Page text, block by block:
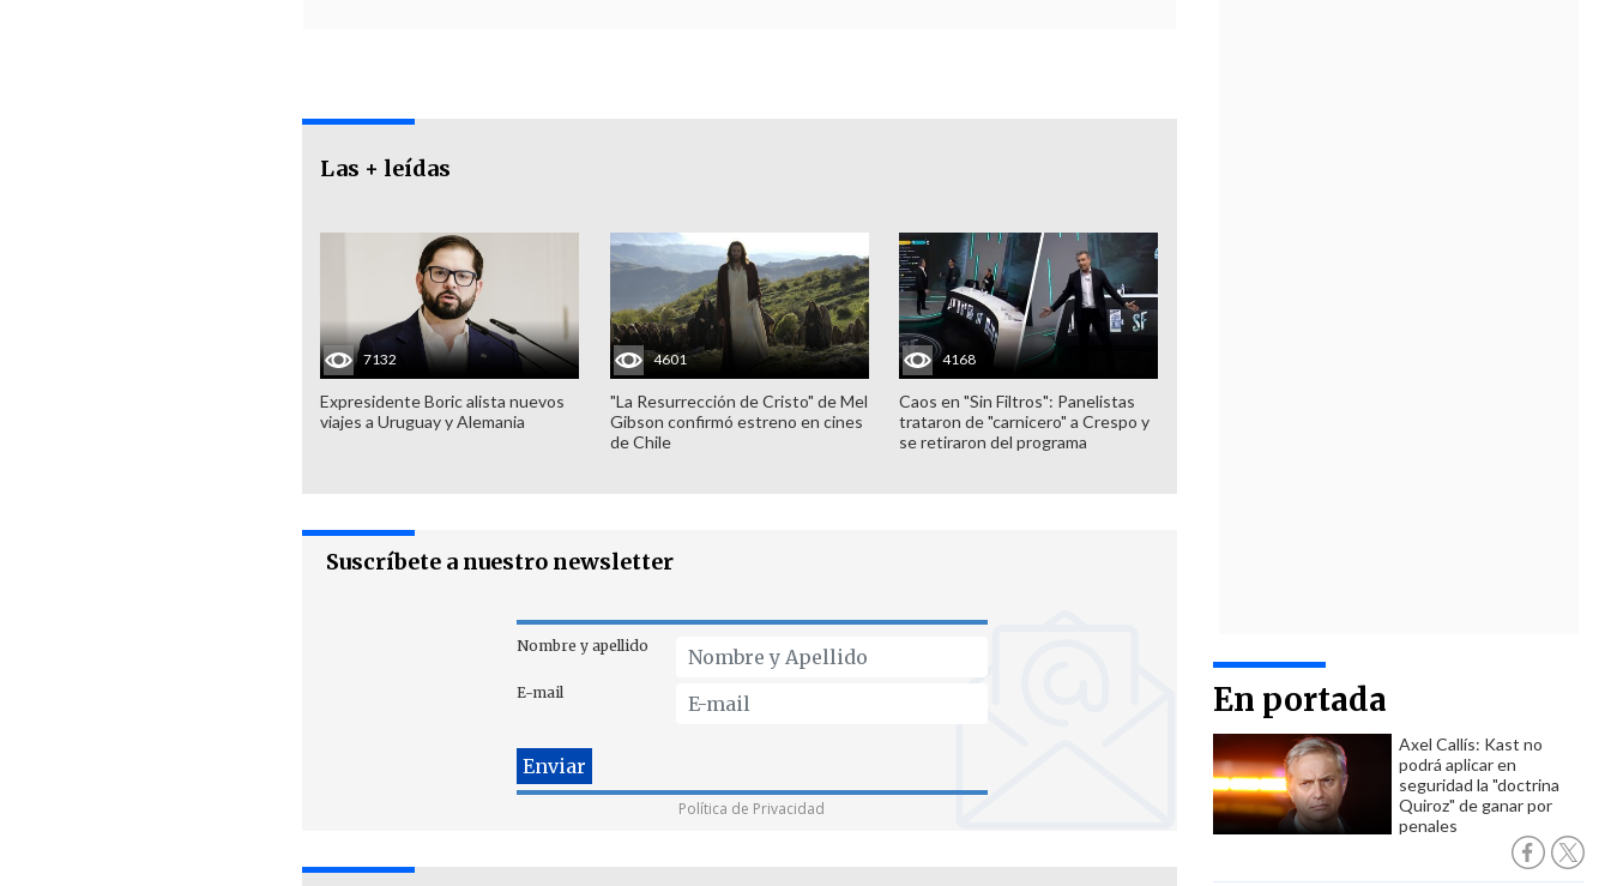
En portada
Axel Callís: Kast no
podrá aplicar en
seguridad la "doctrina
Quiroz" de ganar por
penales
Las + leídas
7132
Expresidente Boric alista nuevos
viajes a Uruguay y Alemania
4601
"La Resurrección de Cristo" de Mel
Gibson confirmó estreno en cines
de Chile
4168
Caos en "Sin Filtros": Panelistas
trataron de "carnicero" a Crespo y
se retiraron del programa
Suscríbete a nuestro newsletter
Nombre y apellido
E-mail
Política de Privacidad